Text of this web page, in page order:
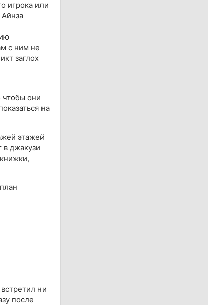
игрока или
с ним не
заглох
чтобы они
на
этажей
в джакузи
ни
после